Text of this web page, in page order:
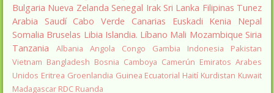
Bulgaria Nueva Zelanda Senegal Irak Sri Lanka Filipinas Tunez
Arabia Saudí Cabo Verde Canarias Euskadi Kenia
Nepal
Somalia Bruselas Libia Islandia. Líbano Mali Mozambique Siria
Tanzania
Albania Angola Congo Gambia Indonesia
Pakistan
Vietnam Bangladesh Bosnia Camboya Camerún Emiratos Arabes
Unidos Eritrea Groenlandia Guinea Ecuatorial Haití Kurdistan Kuwait
Madagascar RDC Ruanda